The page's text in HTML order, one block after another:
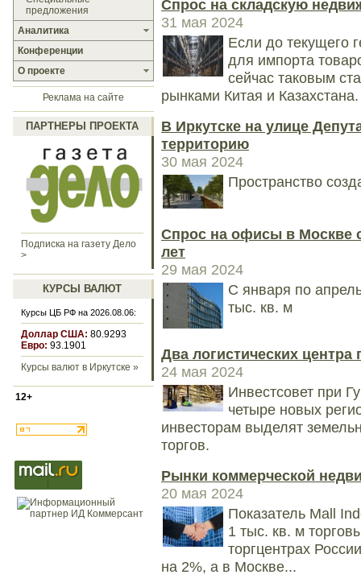
предложения
Аналитика
Конференции
О проекте
Реклама на сайте
ПАРТНЕРЫ ПРОЕКТА
Подписка на газету Дело
>
КУРСЫ ВАЛЮТ
Курсы ЦБ РФ на 2026.08.06:
Доллар США: 80.9293
Евро: 93.1901
Курсы валют в Иркутске »
12+
Спрос на складскую
31 мая 2024
Если до текущего
для импорта
сейчас таковым
рынками Китая и Казахстана.
В Иркутске на улице
территорию
30 мая 2024
Пространство
Спрос на офисы в Москве
лет
29 мая 2024
С января по
тыс. кв. м
Два логистических центра
24 мая 2024
Инвестсовет при
четыре новых
инвесторам выделят
торгов.
Рынки коммерческой
20 мая 2024
Показатель Mall
1 тыс. кв. м
торгцентрах
на 2%, а в Москве...